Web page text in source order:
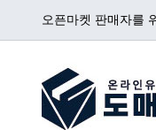
오픈마켓 판매자를